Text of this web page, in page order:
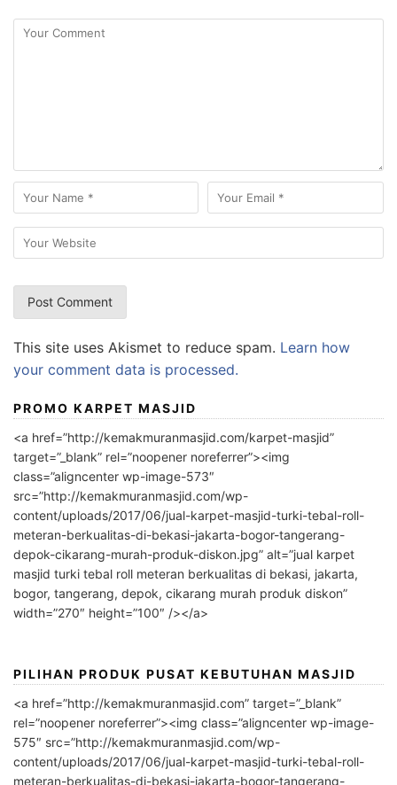
This site uses Akismet to reduce spam. Learn how
your comment data is processed.
PROMO KARPET MASJID
<a href=”http://kemakmuranmasjid.com/karpet-masjid”
target=”_blank” rel=”noopener noreferrer”><img
class=”aligncenter wp-image-573″
src=”http://kemakmuranmasjid.com/wp-
content/uploads/2017/06/jual-karpet-masjid-turki-tebal-roll-
meteran-berkualitas-di-bekasi-jakarta-bogor-tangerang-
depok-cikarang-murah-produk-diskon.jpg” alt=”jual karpet
masjid turki tebal roll meteran berkualitas di bekasi, jakarta,
bogor, tangerang, depok, cikarang murah produk diskon”
width=”270″ height=”100″ /></a>
PILIHAN PRODUK PUSAT KEBUTUHAN MASJID
<a href=”http://kemakmuranmasjid.com” target=”_blank”
rel=”noopener noreferrer”><img class=”aligncenter wp-image-
575″ src=”http://kemakmuranmasjid.com/wp-
content/uploads/2017/06/jual-karpet-masjid-turki-tebal-roll-
meteran-berkualitas-di-bekasi-jakarta-bogor-tangerang-